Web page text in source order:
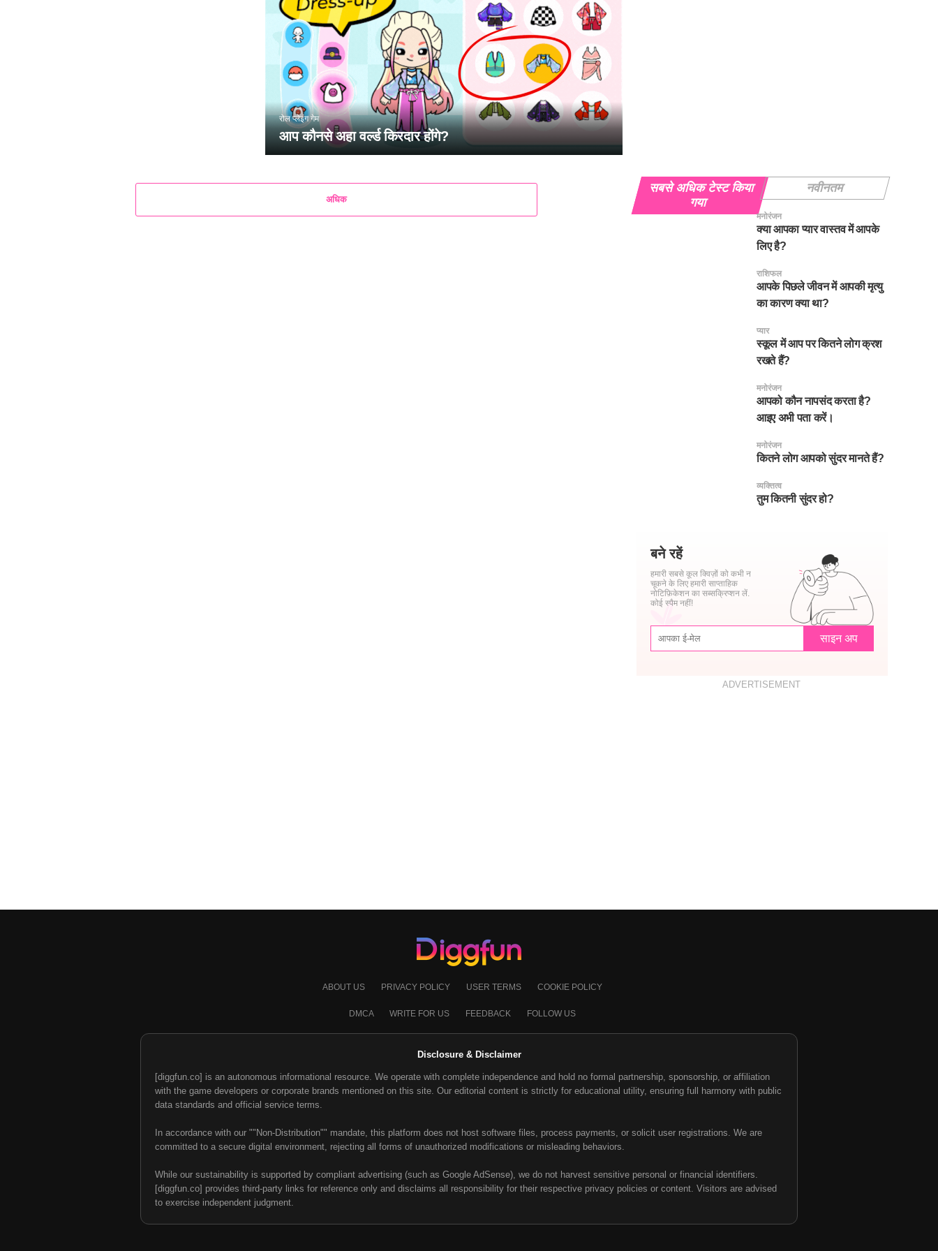
रोल प्लेइंग गेम
आप कौनसे अहा वर्ल्ड किरदार होंगे?
अधिक
सबसे अधिक टेस्ट किया
गया
मनोरंजन
क्या आपका प्यार वास्तव में आपके
लिए है?
राशिफल
आपके पिछले जीवन में आपकी मृत्यु
का कारण क्या था?
प्यार
स्कूल में आप पर कितने लोग क्रश
रखते हैं?
मनोरंजन
आपको कौन नापसंद करता है?
आइए अभी पता करें।
मनोरंजन
कितने लोग आपको सुंदर मानते हैं?
व्यक्तित्व
तुम कितनी सुंदर हो?
नवीनतम
बने रहें
हमारी सबसे कूल क्विज़ों को कभी न
चूकने के लिए हमारी साप्ताहिक
नोटिफ़िकेशन का सब्सक्रिप्शन लें.
कोई स्पैम नहीं!
साइन अप
ADVERTISEMENT
ABOUT US PRIVACY POLICY USER TERMS COOKIE POLICY
DMCA WRITE FOR US FEEDBACK FOLLOW US
Disclosure & Disclaimer
[diggfun.co] is an autonomous informational resource. We operate with complete independence and hold no formal partnership, sponsorship, or affiliation
with the game developers or corporate brands mentioned on this site. Our editorial content is strictly for educational utility, ensuring full harmony with public
data standards and official service terms.
In accordance with our ""Non-Distribution"" mandate, this platform does not host software files, process payments, or solicit user registrations. We are
committed to a secure digital environment, rejecting all forms of unauthorized modifications or misleading behaviors.
While our sustainability is supported by compliant advertising (such as Google AdSense), we do not harvest sensitive personal or financial identifiers.
[diggfun.co] provides third-party links for reference only and disclaims all responsibility for their respective privacy policies or content. Visitors are advised
to exercise independent judgment.